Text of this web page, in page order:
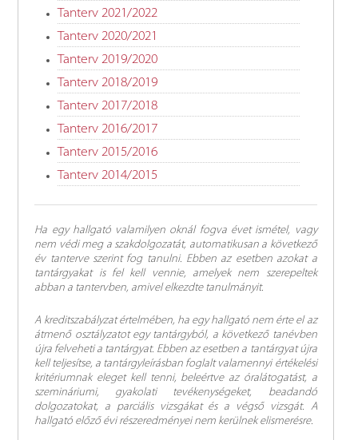
Tanterv 2021/2022
Tanterv 2020/2021
Tanterv 2019/2020
Tanterv 2018/2019
Tanterv 2017/2018
Tanterv 2016/2017
Tanterv 2015/2016
Tanterv 2014/2015
Ha egy hallgató valamilyen oknál fogva évet ismétel, vagy
nem védi meg a szakdolgozatát, automatikusan a következő
év tanterve szerint fog tanulni. Ebben az esetben azokat a
tantárgyakat is fel kell vennie, amelyek nem szerepeltek
abban a tantervben, amivel elkezdte tanulmányit.
A kreditszabályzat értelmében, ha egy hallgató nem érte el az
átmenő osztályzatot egy tantárgyból, a következő tanévben
újra felveheti a tantárgyat. Ebben az esetben a tantárgyat újra
kell teljesítse, a tantárgyleírásban foglalt valamennyi értékelési
kritériumnak eleget kell tenni, beleértve az óralátogatást, a
szemináriumi, gyakolati tevékenységeket, beadandó
dolgozatokat, a parciális vizsgákat és a végső vizsgát. A
hallgató előző évi részeredményei nem kerülnek elismerésre.